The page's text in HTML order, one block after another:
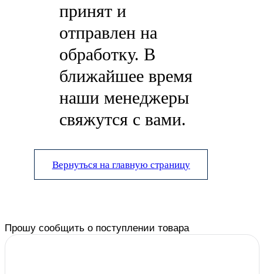
принят и
отправлен на
обработку. В
ближайшее время
наши менеджеры
свяжутся с вами.
Вернуться на главную страницу
Прошу сообщить о поступлении товара